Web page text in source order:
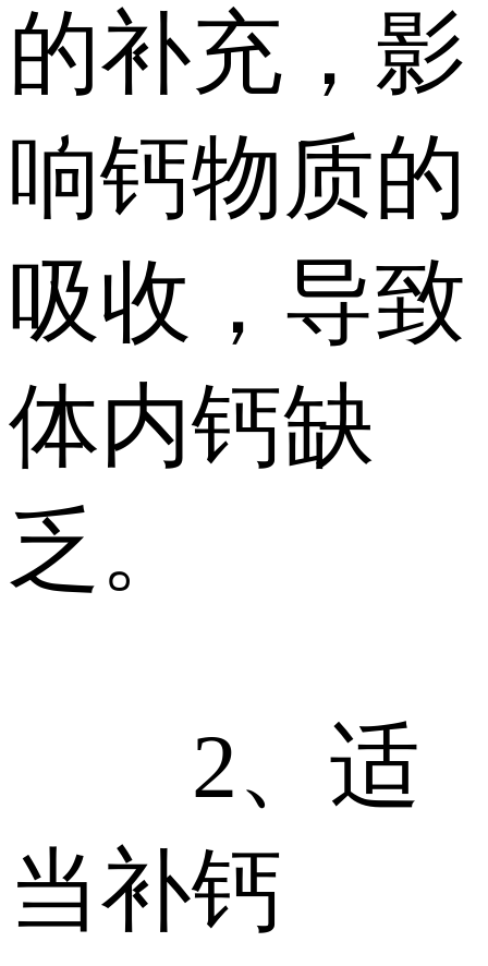
的补充，影
响钙物质的
吸收，导致
体内钙缺
乏。
2、适
当补钙